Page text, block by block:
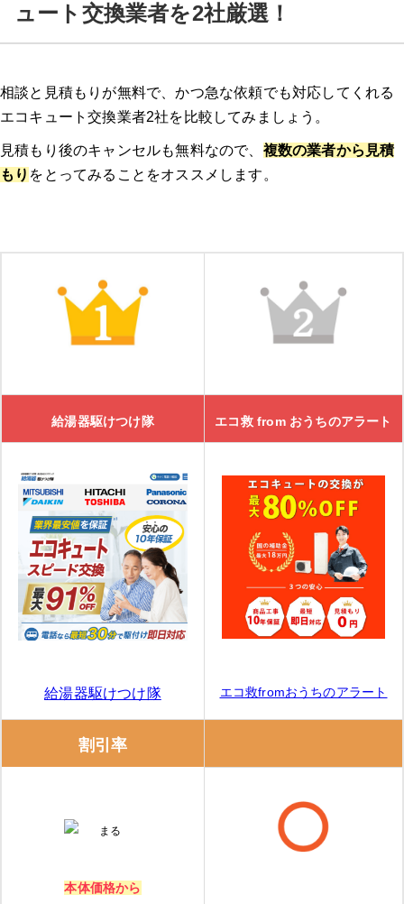
11/30までのスペシャルセール！10,000円割引を実施中
きゅっと
湯ドクター
大問屋の特徴
大問屋の口コミ
交換できるくん
交換できるくんの特徴
交換できるくんの口コミ
ガスペック
ガスペックの口コミ
ュート交換業者を2社厳選！
相談と見積もりが無料で、かつ急な依頼でも対応してくれる
エコキュート交換業者2社を比較してみましょう。
見積もり後のキャンセルも無料なので、 複数の業者から見積
もり をとってみることをオススメします。
給湯器駆けつけ隊 エコ救 from おうちのアラート
給湯器駆けつけ隊 エコ救fromおうちのアラート
割引率
本体価格から